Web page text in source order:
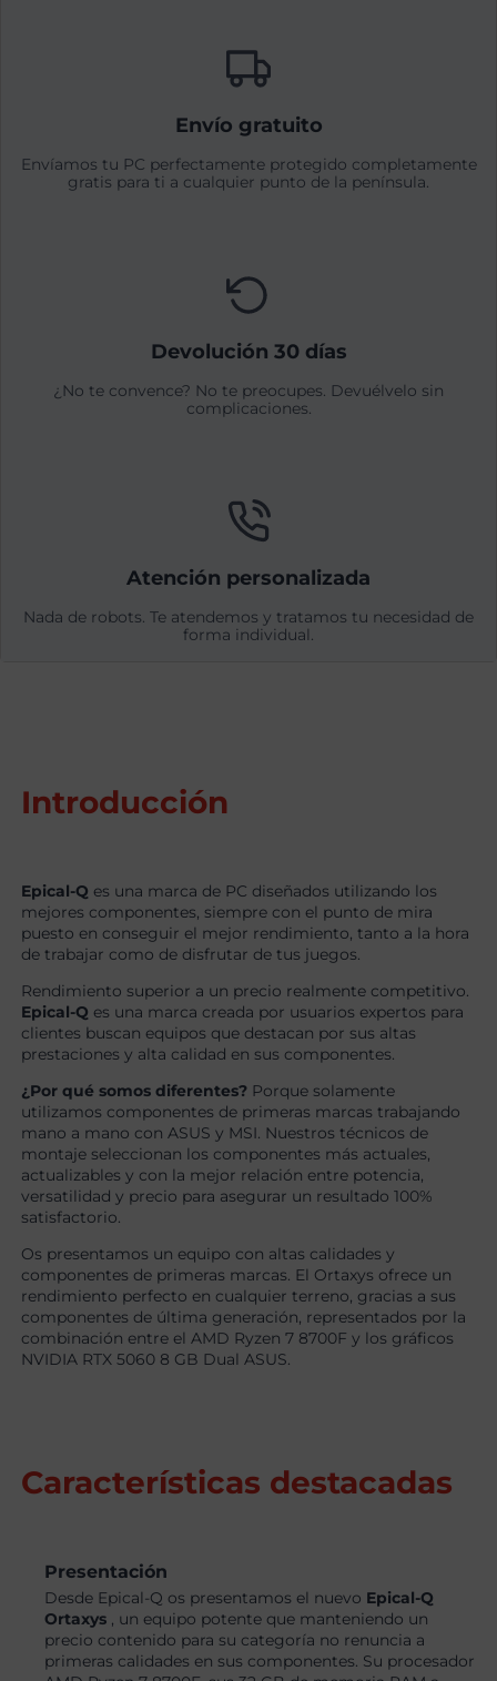
Envío gratuito
Envíamos tu PC perfectamente protegido completamente
gratis para ti a cualquier punto de la península.
Devolución 30 días
¿No te convence? No te preocupes. Devuélvelo sin
complicaciones.
Atención personalizada
Nada de robots. Te atendemos y tratamos tu necesidad de
forma individual.
Introducción
Epical-Q es una marca de PC diseñados utilizando los
mejores componentes, siempre con el punto de mira
puesto en conseguir el mejor rendimiento, tanto a la hora
de trabajar como de disfrutar de tus juegos.
Rendimiento superior a un precio realmente competitivo.
Epical-Q es una marca creada por usuarios expertos para
clientes buscan equipos que destacan por sus altas
prestaciones y alta calidad en sus componentes.
¿Por qué somos diferentes? Porque solamente
utilizamos componentes de primeras marcas trabajando
mano a mano con ASUS y MSI. Nuestros técnicos de
montaje seleccionan los componentes más actuales,
actualizables y con la mejor relación entre potencia,
versatilidad y precio para asegurar un resultado 100%
satisfactorio.
Os presentamos un equipo con altas calidades y
componentes de primeras marcas. El Ortaxys ofrece un
rendimiento perfecto en cualquier terreno, gracias a sus
componentes de última generación, representados por la
combinación entre el AMD Ryzen 7 8700F y los gráficos
NVIDIA RTX 5060 8 GB Dual ASUS.
Características destacadas
Presentación
Desde Epical-Q os presentamos el nuevo Epical-Q
Ortaxys , un equipo potente que manteniendo un
precio contenido para su categoría no renuncia a
primeras calidades en sus componentes. Su procesador